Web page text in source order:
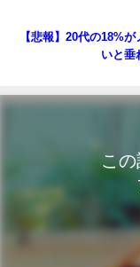
【悲報】20代の18%
いと垂
この